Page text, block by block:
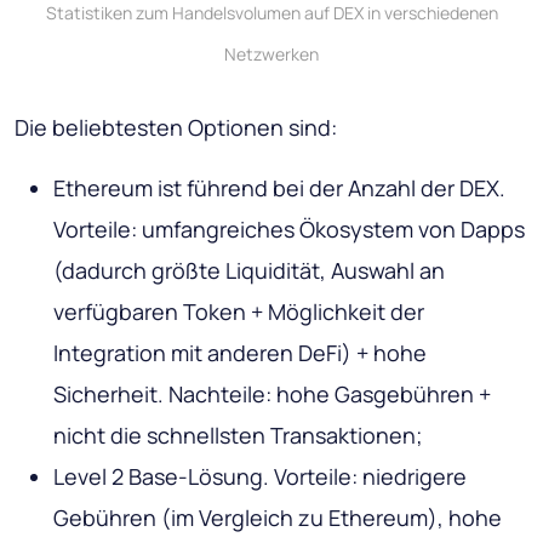
Statistiken zum Handelsvolumen auf DEX in verschiedenen
Netzwerken
Die beliebtesten Optionen sind:
Ethereum ist führend bei der Anzahl der DEX.
Vorteile: umfangreiches Ökosystem von Dapps
(dadurch größte Liquidität, Auswahl an
verfügbaren Token + Möglichkeit der
Integration mit anderen DeFi) + hohe
Sicherheit. Nachteile: hohe Gasgebühren +
nicht die schnellsten Transaktionen;
Level 2 Base-Lösung. Vorteile: niedrigere
Gebühren (im Vergleich zu Ethereum), hohe